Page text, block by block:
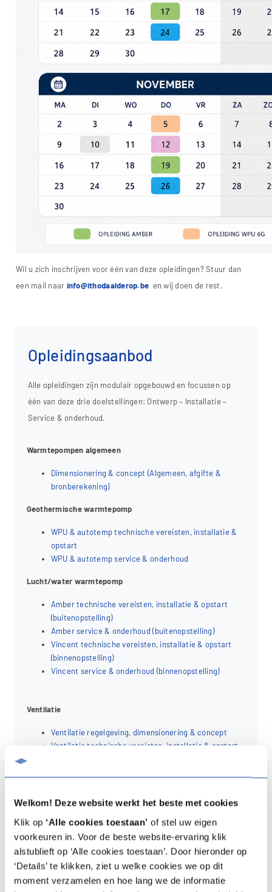
Welkom! Deze website werkt het beste met cookies
Klik op ‘Alle cookies toestaan’ of stel uw eigen
voorkeuren in. Voor de beste website-ervaring klik
alstublieft op ‘Alle cookies toestaan’. Door hieronder op
‘Details’ te klikken, ziet u welke cookies we op dit
moment verzamelen en hoe lang we de informatie
Wil u zich inschrijven voor één van deze opleidingen? Stuur dan
een mail naar info@ithodaalderop.be en wij doen de rest.
Opleidingsaanbod
Alle opleidingen zijn modulair opgebouwd en focussen op
één van deze drie doelstellingen: Ontwerp – Installatie –
Service & onderhoud.
Warmtepompen algemeen
Dimensionering & concept (Algemeen, afgifte &
bronberekening)
Geothermische warmtepomp
WPU & autotemp technische vereisten, installatie &
opstart
WPU & autotemp service & onderhoud
Lucht/water warmtepomp
Amber technische vereisten, installatie & opstart
(buitenopstelling)
Amber service & onderhoud (buitenopstelling)
Vincent technische vereisten, installatie & opstart
(binnenopstelling)
Vincent service & onderhoud (binnenopstelling)
Ventilatie
Ventilatie regelgeving, dimensionering & concept
Ventilatie technische vereisten, installatie & opstart
Regeling & Monitoring (wartepompen)
Specials
Thema-opleidingen